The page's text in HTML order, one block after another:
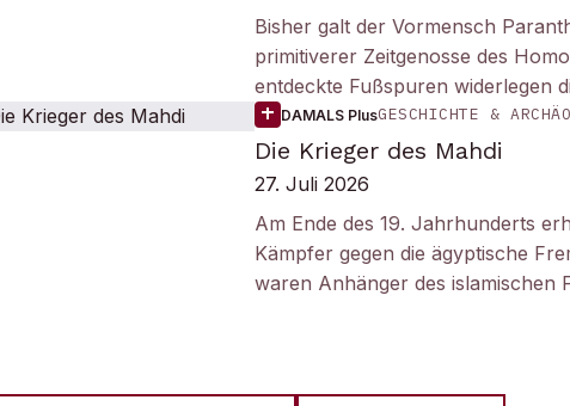
Bisher galt der Vormensch
primitiverer Zeitgenosse des
entdeckte Fußspuren widerlegen
DAMALS PlusGESCHICHTE &
Die Krieger des Mahdi
27. Juli 2026
Am Ende des 19. Jahrhunderts
Kämpfer gegen die ägyptische
waren Anhänger des islamischen